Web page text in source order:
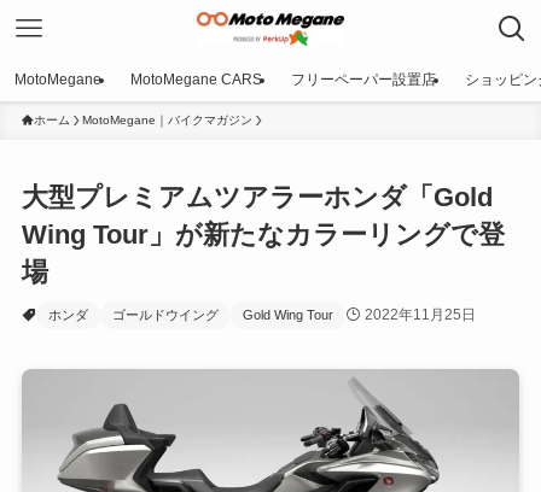
MotoMegane MotoMegane CARS フリーペーパー設置店 ショッピン
ホーム MotoMegane｜バイクマガジン
大型プレミアムツアラーホンダ「Gold
Wing Tour」が新たなカラーリングで登
場
ホンダ ゴールドウイング Gold Wing Tour 2022年11月25日